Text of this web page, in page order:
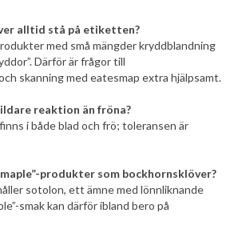
alltid stå på etiketten?
med små mängder kryddblandning
Därför är frågor till
skanning med eatesmap extra hjälpsamt.
reaktion än fröna?
i både blad och frö; toleransen är
produkter som bockhornsklöver?
sotolon, ett ämne med lönnliknande
smak kan därför ibland bero på